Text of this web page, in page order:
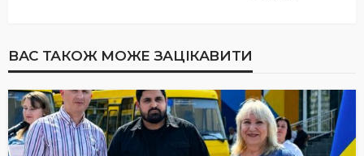
ВАС ТАКОЖ МОЖЕ ЗАЦІКАВИТИ